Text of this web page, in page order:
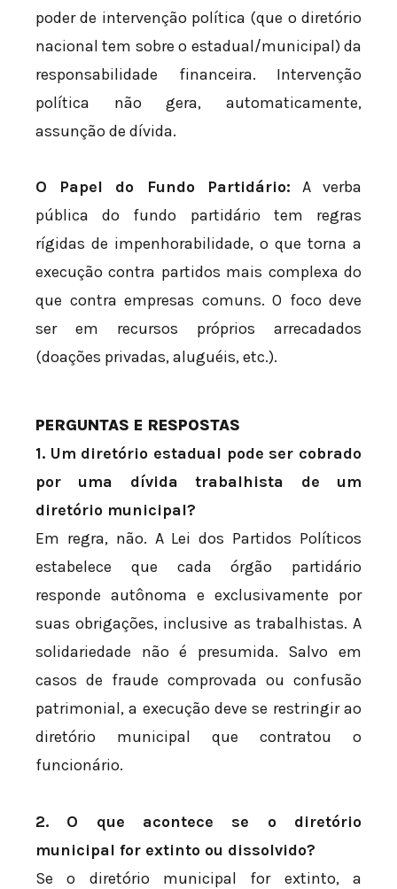
poder de intervenção política (que o diretório
nacional tem sobre o estadual/municipal) da
responsabilidade financeira. Intervenção
política não gera, automaticamente,
assunção de dívida.
O Papel do Fundo Partidário: A verba
pública do fundo partidário tem regras
rígidas de impenhorabilidade, o que torna a
execução contra partidos mais complexa do
que contra empresas comuns. O foco deve
ser em recursos próprios arrecadados
(doações privadas, aluguéis, etc.).
PERGUNTAS E RESPOSTAS
1. Um diretório estadual pode ser cobrado
por uma dívida trabalhista de um
diretório municipal?
Em regra, não. A Lei dos Partidos Políticos
estabelece que cada órgão partidário
responde autônoma e exclusivamente por
suas obrigações, inclusive as trabalhistas. A
solidariedade não é presumida. Salvo em
casos de fraude comprovada ou confusão
patrimonial, a execução deve se restringir ao
diretório municipal que contratou o
funcionário.
2. O que acontece se o diretório
municipal for extinto ou dissolvido?
Se o diretório municipal for extinto, a